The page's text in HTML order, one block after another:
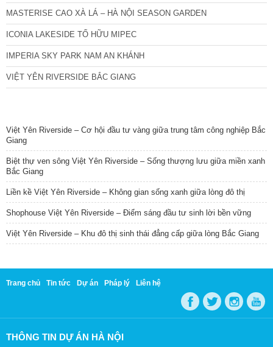
MASTERISE CAO XÀ LÁ – HÀ NỘI SEASON GARDEN
ICONIA LAKESIDE TỐ HỮU MIPEC
IMPERIA SKY PARK NAM AN KHÁNH
VIỆT YÊN RIVERSIDE BẮC GIANG
Việt Yên Riverside – Cơ hội đầu tư vàng giữa trung tâm công nghiệp Bắc
Giang
Biệt thự ven sông Việt Yên Riverside – Sống thượng lưu giữa miền xanh
Bắc Giang
Liền kề Việt Yên Riverside – Không gian sống xanh giữa lòng đô thị
Shophouse Việt Yên Riverside – Điểm sáng đầu tư sinh lời bền vững
Việt Yên Riverside – Khu đô thị sinh thái đẳng cấp giữa lòng Bắc Giang
Trang chủ Tin tức Dự án Pháp lý Liên hệ
THÔNG TIN DỰ ÁN HÀ NỘI